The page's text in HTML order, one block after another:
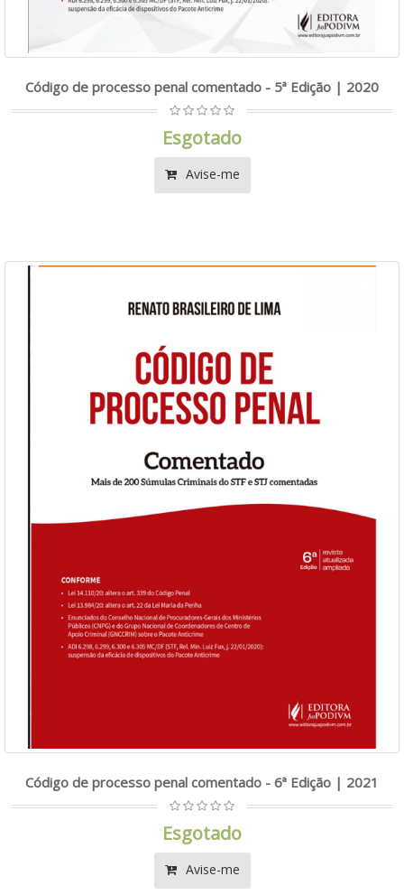
Código de processo penal comentado - 5ª Edição | 2020
Esgotado
Avise-me
Código de processo penal comentado - 6ª Edição | 2021
Esgotado
Avise-me